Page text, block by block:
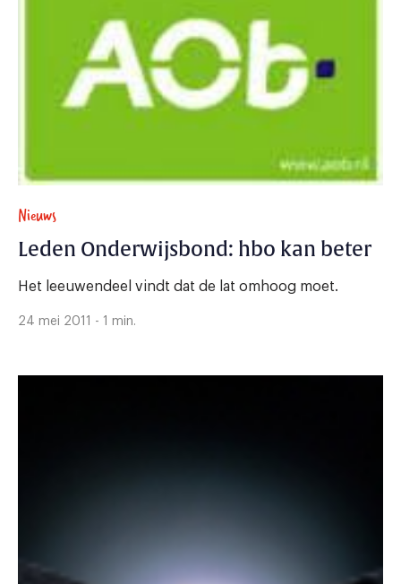
Nieuws
Leden Onderwijsbond: hbo kan beter
Het leeuwendeel vindt dat de lat omhoog moet.
24 mei 2011 - 1 min.